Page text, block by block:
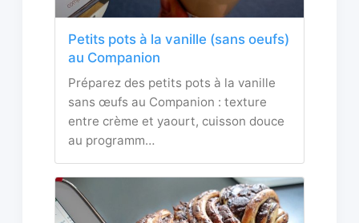
Petits pots à la vanille (sans oeufs)
au Companion
Préparez des petits pots à la vanille
sans œufs au Companion : texture
entre crème et yaourt, cuisson douce
au programm…